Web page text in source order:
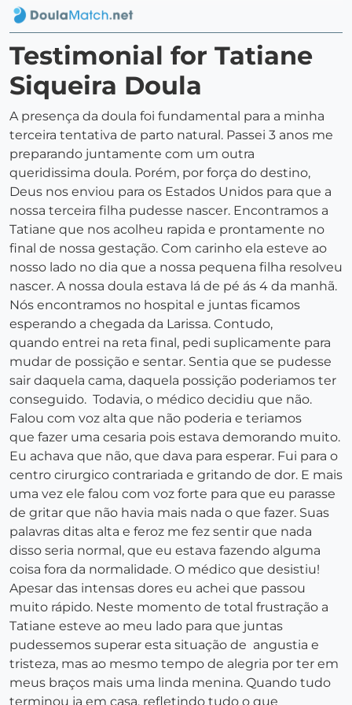
Testimonial for Tatiane
Siqueira Doula
A presença da doula foi fundamental para a minha
terceira tentativa de parto natural. Passei 3 anos me
preparando juntamente com um outra
queridissima doula. Porém, por força do destino,
Deus nos enviou para os Estados Unidos para que a
nossa terceira filha pudesse nascer. Encontramos a
Tatiane que nos acolheu rapida e prontamente no
final de nossa gestação. Com carinho ela esteve ao
nosso lado no dia que a nossa pequena filha resolveu
nascer. A nossa doula estava lá de pé ás 4 da manhã.
Nós encontramos no hospital e juntas ficamos
esperando a chegada da Larissa. Contudo,
quando entrei na reta final, pedi suplicamente para
mudar de possição e sentar. Sentia que se pudesse
sair daquela cama, daquela possição poderiamos ter
conseguido. Todavia, o médico decidiu que não.
Falou com voz alta que não poderia e teriamos
que fazer uma cesaria pois estava demorando muito.
Eu achava que não, que dava para esperar. Fui para o
centro cirurgico contrariada e gritando de dor. E mais
uma vez ele falou com voz forte para que eu parasse
de gritar que não havia mais nada o que fazer. Suas
palavras ditas alta e feroz me fez sentir que nada
disso seria normal, que eu estava fazendo alguma
coisa fora da normalidade. O médico que desistiu!
Apesar das intensas dores eu achei que passou
muito rápido. Neste momento de total frustração a
Tatiane esteve ao meu lado para que juntas
pudessemos superar esta situação de angustia e
tristeza, mas ao mesmo tempo de alegria por ter em
meus braços mais uma linda menina. Quando tudo
terminou ja em casa, refletindo tudo o que